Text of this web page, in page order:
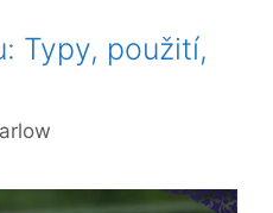
Typy, použití,